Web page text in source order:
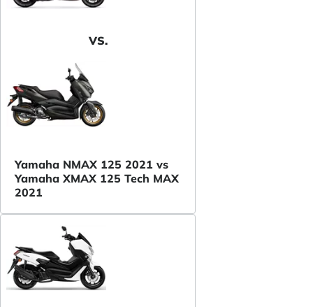
VS.
Yamaha NMAX 125 2021 vs
Yamaha XMAX 125 Tech MAX
2021